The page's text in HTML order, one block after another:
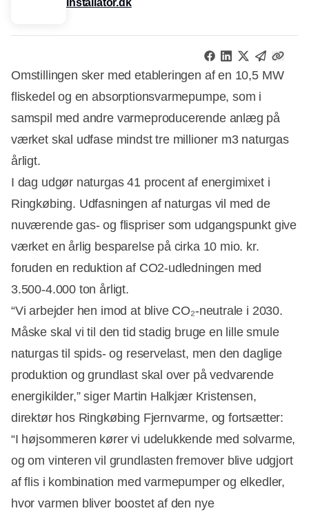
Omstillingen sker med etableringen af en 10,5 MW
fliskedel og en absorptionsvarmepumpe, som i
samspil med andre varmeproducerende anlæg på
værket skal udfase mindst tre millioner m3 naturgas
årligt.
I dag udgør naturgas 41 procent af energimixet i
Ringkøbing. Udfasningen af naturgas vil med de
nuværende gas- og flispriser som udgangspunkt give
værket en årlig besparelse på cirka 10 mio. kr.
foruden en reduktion af CO2-udledningen med
3.500-4.000 ton årligt.
Annonce
“Vi arbejder hen imod at blive CO₂-neutrale i 2030.
Måske skal vi til den tid stadig bruge en lille smule
naturgas til spids- og reservelast, men den daglige
produktion og grundlast skal over på vedvarende
energikilder,” siger Martin Halkjær Kristensen,
direktør hos Ringkøbing Fjernvarme, og fortsætter:
“I højsommeren kører vi udelukkende med solvarme,
og om vinteren vil grundlasten fremover blive udgjort
af flis i kombination med varmepumper og elkedler,
hvor varmen bliver boostet af den nye